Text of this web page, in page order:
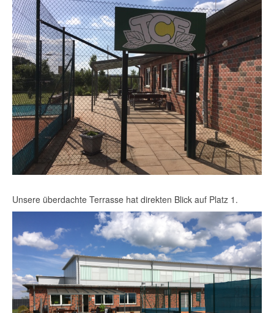
Unsere überdachte Terrasse hat direkten Blick auf Platz 1.